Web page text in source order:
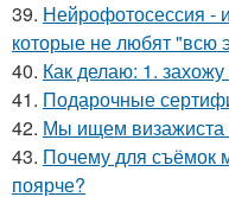
39. Нейрофотосессия -
которые не любят "всю
40. Как делаю: 1. захожу
41. Подарочные
42. Мы ищем визажиста
43. Почему для съёмок
поярче?